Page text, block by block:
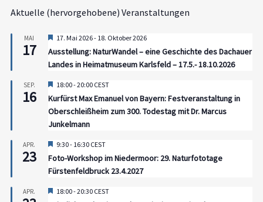
Aktuelle (hervorgehobene) Veranstaltungen
MAI
17
Hervorgehoben
17. Mai 2026- 18. Oktober 2026
Ausstellung: NaturWandel – eine Geschichte des Dachauer
Landes in Heimatmuseum Karlsfeld – 17.5.- 18.10.2026
SEP.
16
Hervorgehoben
18:00-20:00 CEST
Kurfürst Max Emanuel von Bayern: Festveranstaltung in
Oberschleißheim zum 300. Todestag mit Dr. Marcus
Junkelmann
APR.
23
Hervorgehoben
9:30- 16:30 CEST
Foto-Workshop im Niedermoor: 29. Naturfototage
Fürstenfeldbruck 23.4.2027
APR. Hervorgehoben
18:00-20:30 CEST